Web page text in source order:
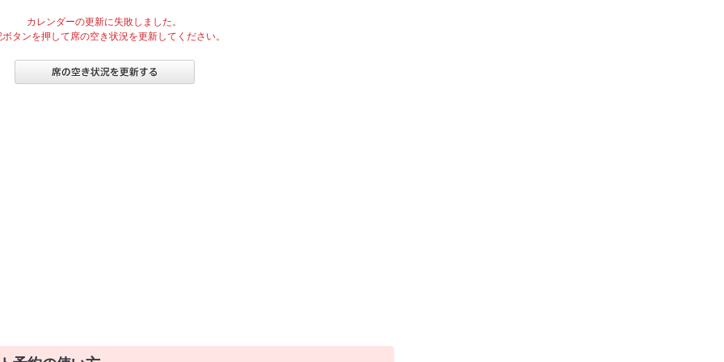
カレンダーの更新に失敗しました。
ボタンを押して席の空き状況を更新してください。